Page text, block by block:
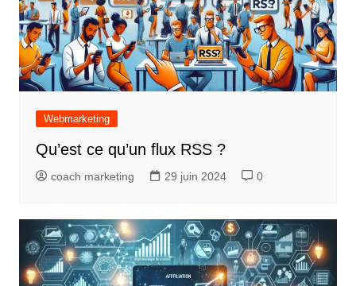
Webmarketing
Qu’est ce qu’un flux RSS ?
coach marketing 29 juin 2024 0